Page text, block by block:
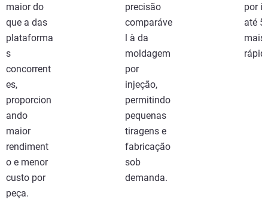
maior do
que a das
plataforma
s
concorrent
es,
proporcion
ando
maior
rendiment
o e menor
custo por
peça.
precisão
comparáve
l à da
moldagem
por
injeção,
permitindo
pequenas
tiragens e
fabricação
sob
demanda.
por
até
mais